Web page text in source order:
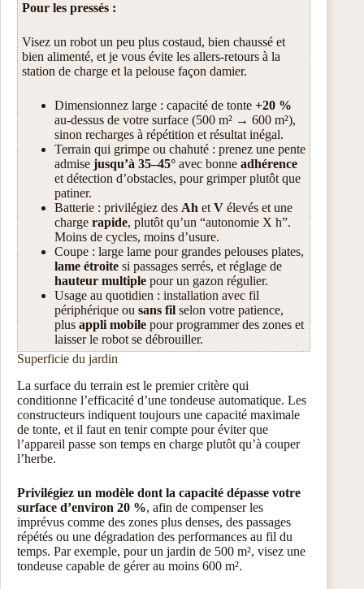
Pour les pressés :
Visez un robot un peu plus costaud, bien chaussé et
bien alimenté, et je vous évite les allers-retours à la
station de charge et la pelouse façon damier.
Dimensionnez large : capacité de tonte +20 %
au-dessus de votre surface (500 m² → 600 m²),
sinon recharges à répétition et résultat inégal.
Terrain qui grimpe ou chahuté : prenez une pente
admise jusqu’à 35–45° avec bonne adhérence
et détection d’obstacles, pour grimper plutôt que
patiner.
Batterie : privilégiez des Ah et V élevés et une
charge rapide, plutôt qu’un “autonomie X h”.
Moins de cycles, moins d’usure.
Coupe : large lame pour grandes pelouses plates,
lame étroite si passages serrés, et réglage de
hauteur multiple pour un gazon régulier.
Usage au quotidien : installation avec fil
périphérique ou sans fil selon votre patience,
plus appli mobile pour programmer des zones et
laisser le robot se débrouiller.
Superficie du jardin
La surface du terrain est le premier critère qui
conditionne l’efficacité d’une tondeuse automatique. Les
constructeurs indiquent toujours une capacité maximale
de tonte, et il faut en tenir compte pour éviter que
l’appareil passe son temps en charge plutôt qu’à couper
l’herbe.
Privilégiez un modèle dont la capacité dépasse votre
surface d’environ 20 %, afin de compenser les
imprévus comme des zones plus denses, des passages
répétés ou une dégradation des performances au fil du
temps. Par exemple, pour un jardin de 500 m², visez une
tondeuse capable de gérer au moins 600 m².